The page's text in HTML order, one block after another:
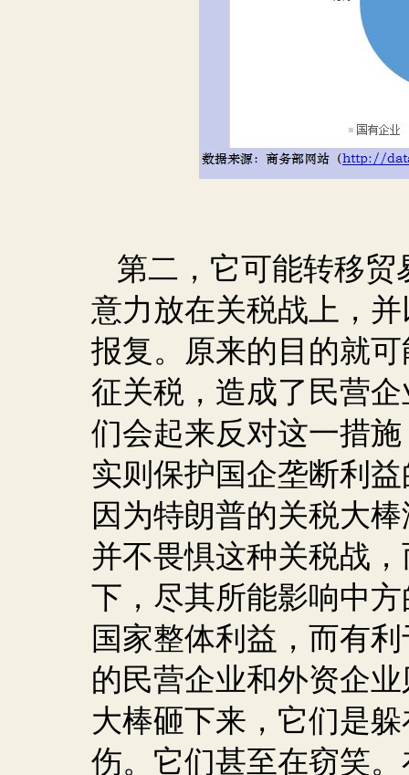
第二，它可能转移
意力放在关税战上，
报复。原来的目的就
征关税，造成了民营
们会起来反对这一措
实则保护国企垄断利
因为特朗普的关税大
并不畏惧这种关税战
下，尽其所能影响中
国家整体利益，而有
的民营企业和外资企
大棒砸下来，它们是
伤。它们甚至在窃笑